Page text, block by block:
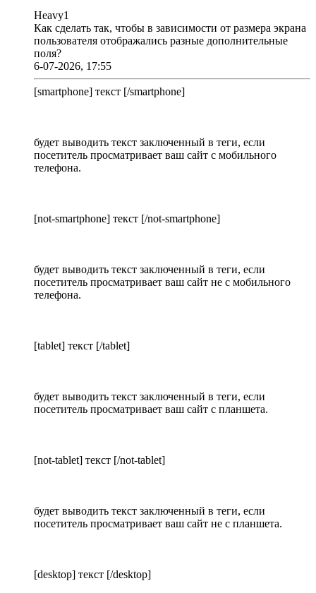
Heavy1
Как сделать так, чтобы в зависимости от размера экрана
пользователя отображались разные дополнительные
поля?
6-07-2026, 17:55
[smartphone] текст [/smartphone]
будет выводить текст заключенный в теги, если
посетитель просматривает ваш сайт с мобильного
телефона.
[not-smartphone] текст [/not-smartphone]
будет выводить текст заключенный в теги, если
посетитель просматривает ваш сайт не с мобильного
телефона.
[tablet] текст [/tablet]
будет выводить текст заключенный в теги, если
посетитель просматривает ваш сайт с планшета.
[not-tablet] текст [/not-tablet]
будет выводить текст заключенный в теги, если
посетитель просматривает ваш сайт не с планшета.
[desktop] текст [/desktop]